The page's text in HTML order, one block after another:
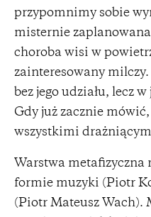
przypomnimy sobie
misternie zaplanowana
choroba wisi w
zainteresowany
bez jego udziału, lecz
Gdy już zacznie
wszystkimi
Warstwa metafizyczna
formie muzyki (Piotr
(Piotr Mateusz Wach).